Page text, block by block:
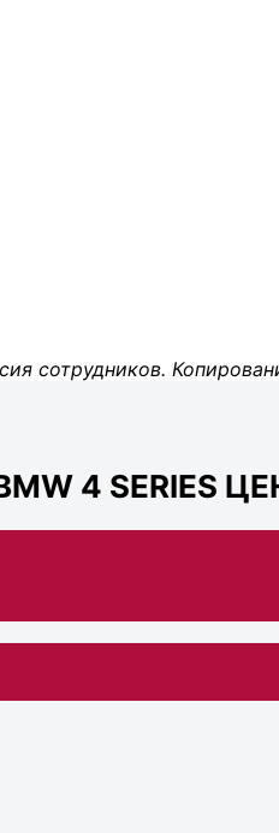
сотрудников.
4 SERIES